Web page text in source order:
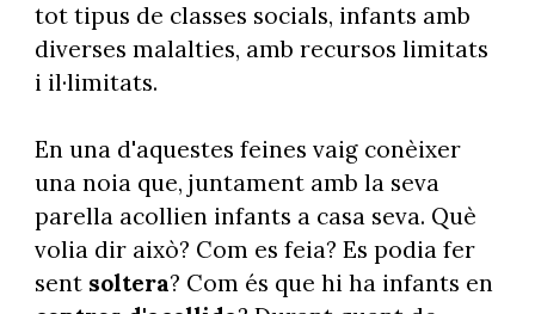
tot tipus de classes socials, infants amb
diverses malalties, amb recursos limitats
i il·limitats.
En una d'aquestes feines vaig conèixer
una noia que, juntament amb la seva
parella acollien infants a casa seva. Què
volia dir això? Com es feia? Es podia fer
sent soltera? Com és que hi ha infants en